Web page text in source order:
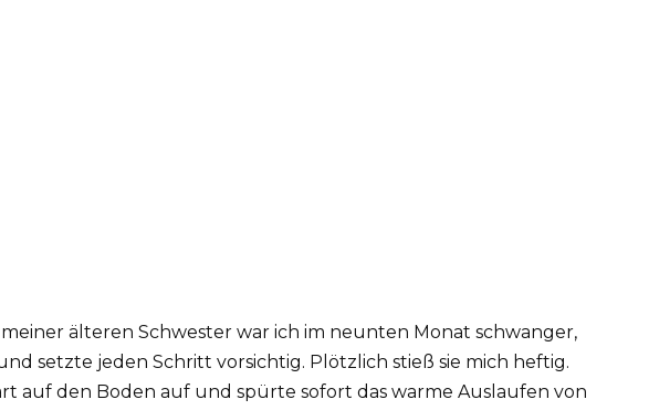
älteren Schwester war ich im neunten Monat schwanger,
setzte jeden Schritt vorsichtig. Plötzlich stieß sie mich heftig.
auf den Boden auf und spürte sofort das warme Auslaufen von